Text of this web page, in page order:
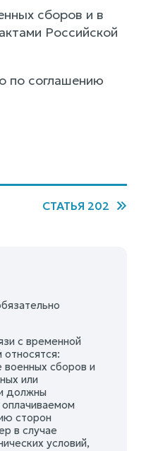
сборов и в
Российской
по соглашению
СТАТЬЯ 202
с временной
сборов и
или
должны
сторон
в случае
условий,